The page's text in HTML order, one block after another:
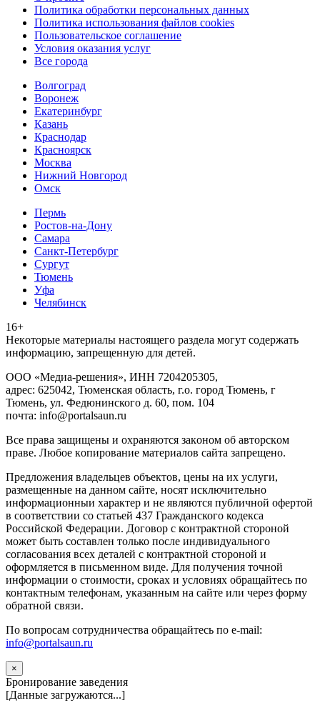
Политика обработки персональных данных
Политика использования файлов cookies
Пользовательское соглашение
Условия оказания услуг
Все города
Волгоград
Воронеж
Екатеринбург
Казань
Краснодар
Красноярск
Москва
Нижний Новгород
Омск
Пермь
Ростов-на-Дону
Самара
Санкт-Петербург
Сургут
Тюмень
Уфа
Челябинск
16+
Heкoтopыe мaтepиaлы нacтoящего paздeла мoгут coдержать
инфopмaцию, зaпpeщeнную для дeтeй.
ООО «Медиа-решения», ИНН 7204205305,
адрес: 625042, Тюменская область, г.о. город Тюмень, г
Тюмень, ул. Федюнинского д. 60, пом. 104
почта: info@portalsaun.ru
Вce прaвa зaщищeны и oxpaняютcя зaкoнoм oб aвтopcкoм
прaве. Любoe кoпиpoвaниe мaтepиaлов caйтa зaпpeщeнo.
Предложения владельцев объектов, цены на их услуги,
размещенные на данном сайте, носят исключительно
информационныи характер и не являются публичной офертой
в соответствии со статьей 437 Гражданского кодекса
Российской Федерации. Договор с контрактной стороной
может быть составлен только после индивидуального
согласования всех деталей с контрактной стороной и
оформляется в письменном виде. Для получения точной
информации о стоимости, сроках и условиях обращайтесь по
контактным телефонам, указанным на сайте или через форму
обратной связи.
По вопросам сотрудничества обращайтесь по e-mail:
info@portalsaun.ru
×
Бронирование заведения
[Данные загружаются...]